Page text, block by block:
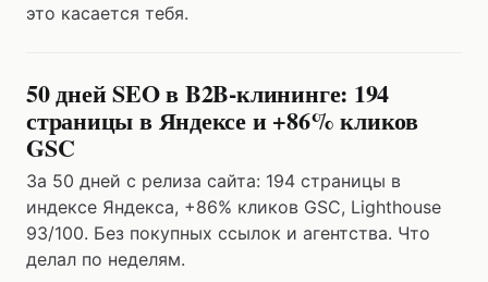
это касается тебя.
50 дней SEO в B2B-клининге: 194
страницы в Яндексе и +86% кликов
GSC
За 50 дней с релиза сайта: 194 страницы в
индексе Яндекса, +86% кликов GSC, Lighthouse
93/100. Без покупных ссылок и агентства. Что
делал по неделям.